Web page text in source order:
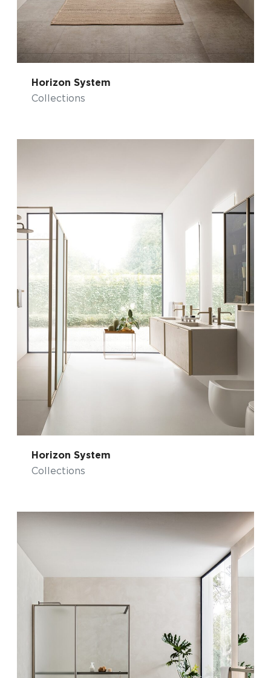
Horizon System
Collections
Horizon System
Collections